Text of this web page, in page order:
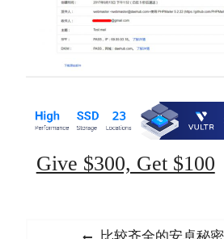
Give $300, Get $100
Previous